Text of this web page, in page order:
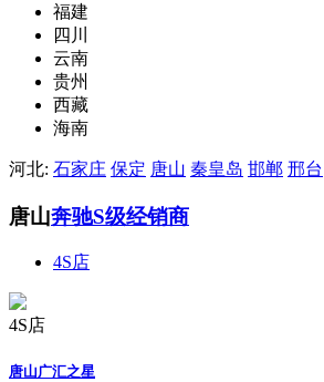
福建
四川
云南
贵州
西藏
海南
河北: 石家庄 保定 唐山 秦皇岛 邯郸 邢台
唐山奔驰S级经销商
4S店
4S店
唐山广汇之星